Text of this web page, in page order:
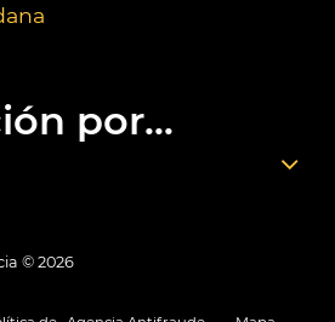
por...
© 2026